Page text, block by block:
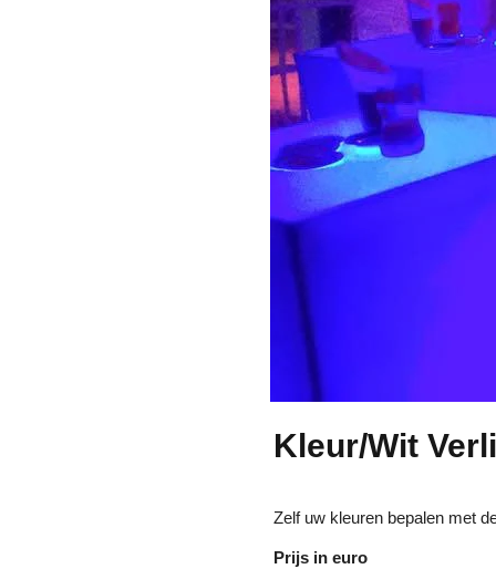
Kleur/Wit
Zelf uw kleuren bepalen met
Prijs in euro